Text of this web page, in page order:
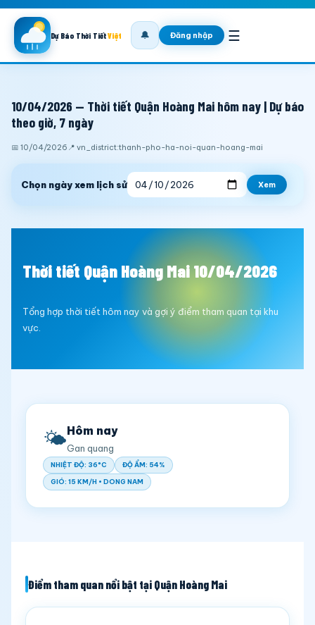
Dự Báo Thời TiếtViệt 🔔 Đăng nhập ☰
10/04/2026 — Thời tiết Quận Hoàng Mai hôm nay | Dự báo
theo giờ, 7 ngày
📅 10/04/2026 📍 vn_district:thanh-pho-ha-noi-quan-hoang-mai
Chọn ngày xem lịch sử Xem
Thời tiết Quận Hoàng Mai 10/04/2026
Tổng hợp thời tiết hôm nay và gợi ý điểm tham quan tại khu
vực.
🌤️Hôm nay
Gan quang
NHIỆT ĐỘ: 36°C ĐỘ ẨM: 54%
GIÓ: 15 KM/H • DONG NAM
Điểm tham quan nổi bật tại Quận Hoàng Mai